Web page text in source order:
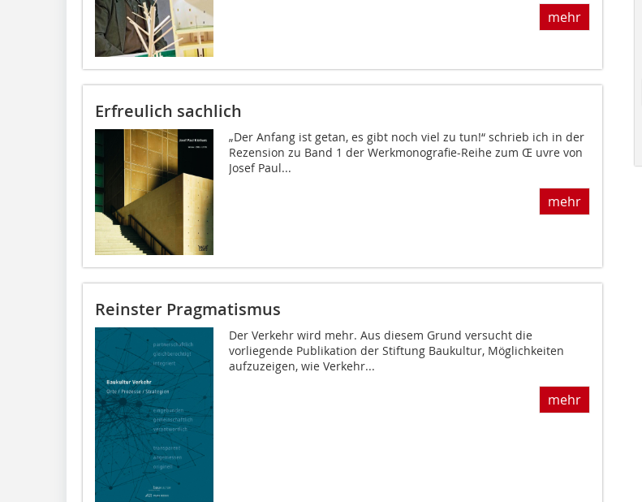
mehr
Erfreulich sachlich
„Der Anfang ist getan, es gibt noch viel zu tun!“ schrieb ich in der
Rezension zu Band 1 der Werkmonografie-Reihe zum Œ uvre von
Josef Paul...
mehr
Reinster Pragmatismus
Der Verkehr wird mehr. Aus diesem Grund versucht die
vorliegende Publikation der Stiftung Baukultur, Möglichkeiten
aufzuzeigen, wie Verkehr...
mehr